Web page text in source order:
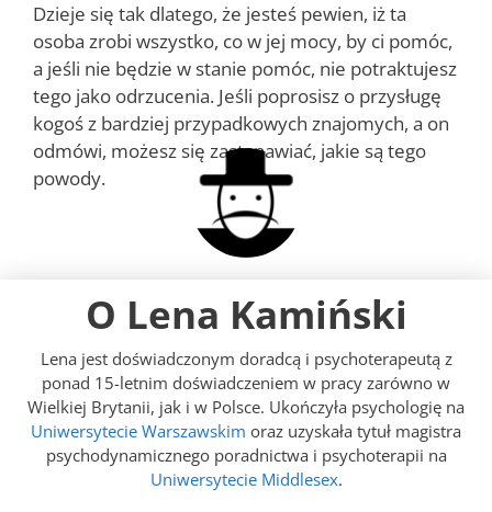
Dzieje się tak dlatego, że jesteś pewien, iż ta
osoba zrobi wszystko, co w jej mocy, by ci pomóc,
a jeśli nie będzie w stanie pomóc, nie potraktujesz
tego jako odrzucenia. Jeśli poprosisz o przysługę
kogoś z bardziej przypadkowych znajomych, a on
odmówi, możesz się zastanawiać, jakie są tego
powody.
O Lena Kamiński
Lena jest doświadczonym doradcą i psychoterapeutą z
ponad 15-letnim doświadczeniem w pracy zarówno w
Wielkiej Brytanii, jak i w Polsce. Ukończyła psychologię na
Uniwersytecie Warszawskim oraz uzyskała tytuł magistra
psychodynamicznego poradnictwa i psychoterapii na
Uniwersytecie Middlesex.